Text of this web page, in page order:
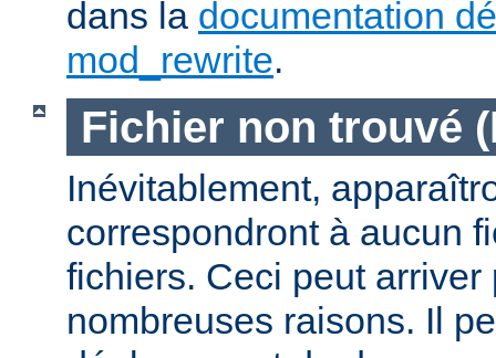
dans la documentation
mod_rewrite.
Fichier non trouvé
Inévitablement,
correspondront à aucun
fichiers. Ceci peut arriver
nombreuses raisons. Il